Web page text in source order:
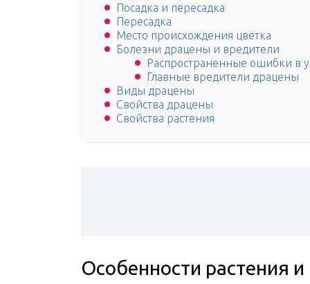
Посадка и пересадка
Пересадка
Место происхождения цветка
Болезни драцены и вредители
Распространенные ошибки в
Главные вредители драцены
Виды драцены
Свойства драцены
Свойства растения
Особенности растения